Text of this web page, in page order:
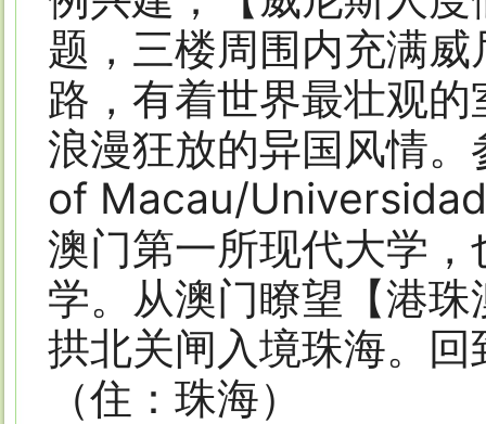
题，三楼周围内充满
路，有着世界最壮观
浪漫狂放的异国风情
of Macau/
澳门第一所现代大学
学。从澳门瞭望【港
拱北关闸入境珠海。
（住：珠海）